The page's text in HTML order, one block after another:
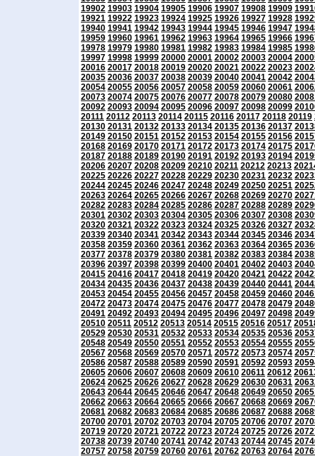
19902 19903 19904 19905 19906 19907 19908 19909
19921 19922 19923 19924 19925 19926 19927 19928
19940 19941 19942 19943 19944 19945 19946 19947
19959 19960 19961 19962 19963 19964 19965 19966
19978 19979 19980 19981 19982 19983 19984 19985
19997 19998 19999 20000 20001 20002 20003 20004
20016 20017 20018 20019 20020 20021 20022 20023
20035 20036 20037 20038 20039 20040 20041 20042
20054 20055 20056 20057 20058 20059 20060 20061
20073 20074 20075 20076 20077 20078 20079 20080
20092 20093 20094 20095 20096 20097 20098 20099
20111 20112 20113 20114 20115 20116 20117 20118 20119
20130 20131 20132 20133 20134 20135 20136 20137
20149 20150 20151 20152 20153 20154 20155 20156
20168 20169 20170 20171 20172 20173 20174 20175
20187 20188 20189 20190 20191 20192 20193 20194
20206 20207 20208 20209 20210 20211 20212 20213
20225 20226 20227 20228 20229 20230 20231 20232
20244 20245 20246 20247 20248 20249 20250 20251
20263 20264 20265 20266 20267 20268 20269 20270
20282 20283 20284 20285 20286 20287 20288 20289
20301 20302 20303 20304 20305 20306 20307 20308
20320 20321 20322 20323 20324 20325 20326 20327
20339 20340 20341 20342 20343 20344 20345 20346
20358 20359 20360 20361 20362 20363 20364 20365
20377 20378 20379 20380 20381 20382 20383 20384
20396 20397 20398 20399 20400 20401 20402 20403
20415 20416 20417 20418 20419 20420 20421 20422
20434 20435 20436 20437 20438 20439 20440 20441
20453 20454 20455 20456 20457 20458 20459 20460
20472 20473 20474 20475 20476 20477 20478 20479
20491 20492 20493 20494 20495 20496 20497 20498
20510 20511 20512 20513 20514 20515 20516 20517
20529 20530 20531 20532 20533 20534 20535 20536
20548 20549 20550 20551 20552 20553 20554 20555
20567 20568 20569 20570 20571 20572 20573 20574
20586 20587 20588 20589 20590 20591 20592 20593
20605 20606 20607 20608 20609 20610 20611 20612
20624 20625 20626 20627 20628 20629 20630 20631
20643 20644 20645 20646 20647 20648 20649 20650
20662 20663 20664 20665 20666 20667 20668 20669
20681 20682 20683 20684 20685 20686 20687 20688
20700 20701 20702 20703 20704 20705 20706 20707
20719 20720 20721 20722 20723 20724 20725 20726
20738 20739 20740 20741 20742 20743 20744 20745
20757 20758 20759 20760 20761 20762 20763 20764